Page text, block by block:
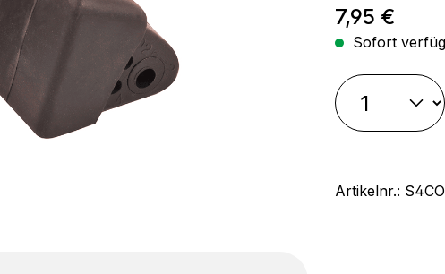
Regulärer
7,95 €
Sofort
Artikelnr.: